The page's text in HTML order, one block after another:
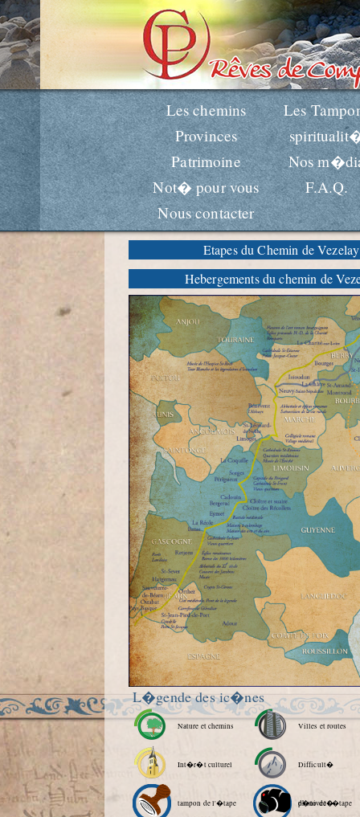
Etapes du Chemin de Vezelay
Hebergements du chemin de
L�gende des ic�nes
Nature et chemins Villes et routes
Int�r�t culturel Difficult�
d�nivel�
tampon de l'�tape photo de l'�tape
Les chemins
Les
Provinces
Patrimoine
Nos
Not� pour vous
F.A.Q.
Nous contacter